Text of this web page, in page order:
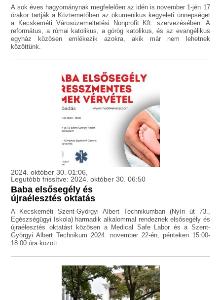
A sok éves hagyománynak megfelelően az idén is november 1-jén 17
órakor tartják a Köztemetőben az ökumenikus kegyeleti ünnepséget
a Kecskeméti Városüzemeltetési Nonprofit Kft. szervezésében. A
református, a római katolikus, a görög katolikus, és az evangélikus
egyház közösen emlékezik azokra, akik már nem lehetnek
közöttünk.
2024. október 30. 01:06,
Legutóbb frissítve: 2024. október 30. 06:50
Baba elsősegély és
újraélesztés oktatás
A Kecskeméti Szent-Györgyi Albert Technikumban (Nyíri út 73.,
Egészségügyi Iskola) harmadik alkalommal rendeznek elsősegély és
újraélesztés oktatást közösen a Medical Safe Labor és a Szent-
Györgyi Albert Technikum 2024. november 22-én, pénteken 15:00-
18:00 óra között.